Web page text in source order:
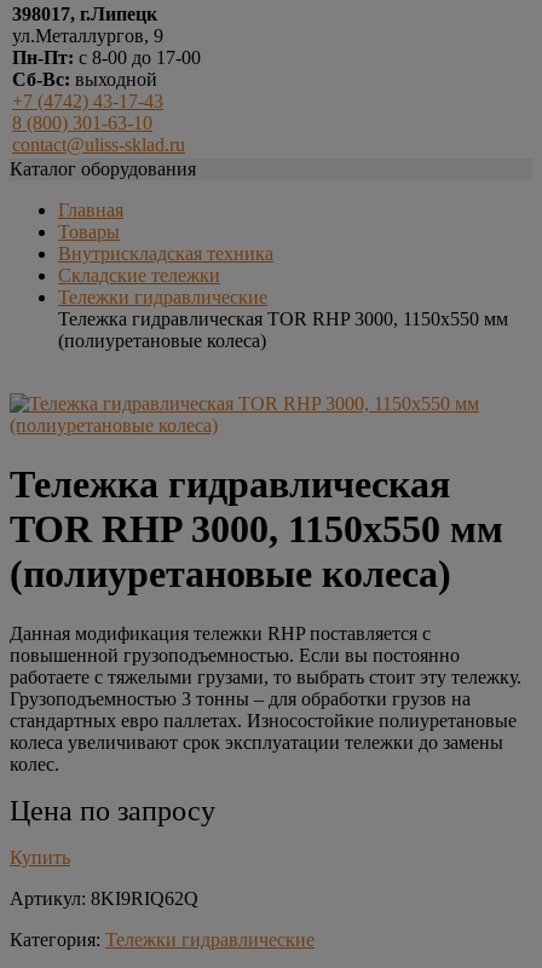
398017, г.Липецк
ул.Металлургов, 9
Пн-Пт: с 8-00 до 17-00
Сб-Вс: выходной
+7 (4742) 43-17-43
8 (800) 301-63-10
contact@uliss-sklad.ru
Каталог оборудования
Главная
Товары
Внутрискладская техника
Складские тележки
Тележки гидравлические
Тележка гидравлическая TOR RHP 3000, 1150х550 мм
(полиуретановые колеса)
Тележка гидравлическая
TOR RHP 3000, 1150х550 мм
(полиуретановые колеса)
Данная модификация тележки RHP поставляется с
повышенной грузоподъемностью. Если вы постоянно
работаете с тяжелыми грузами, то выбрать стоит эту тележку.
Грузоподъемностью 3 тонны – для обработки грузов на
стандартных евро паллетах. Износостойкие полиуретановые
колеса увеличивают срок эксплуатации тележки до замены
колес.
Цена по запросу
Купить
Артикул: 8KI9RIQ62Q
Категория: Тележки гидравлические